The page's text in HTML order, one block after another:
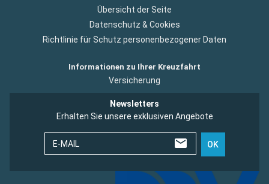
Übersicht der Seite
Datenschutz & Cookies
Richtlinie für Schutz personenbezogener Daten
Informationen zu Ihrer Kreuzfahrt
Versicherung
Newsletters
Erhalten Sie unsere exklusiven Angebote
E-MAIL OK